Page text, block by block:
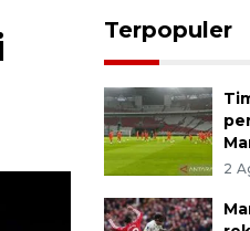
Terpopuler
2